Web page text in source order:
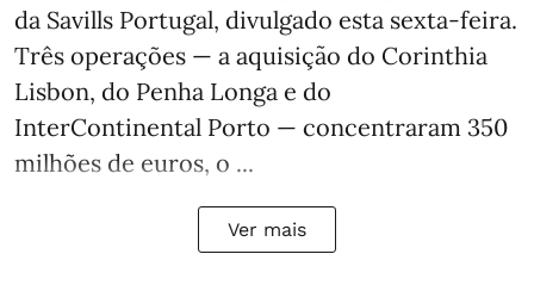
da Savills Portugal, divulgado esta sexta-feira.
Três operações — a aquisição do Corinthia
Lisbon, do Penha Longa e do
InterContinental Porto — concentraram 350
milhões de euros, o ...
Ver mais